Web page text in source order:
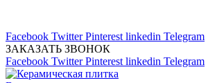
Facebook Twitter Pinterest linkedin Telegram
ЗАКАЗАТЬ ЗВОНОК
Facebook Twitter Pinterest linkedin Telegram